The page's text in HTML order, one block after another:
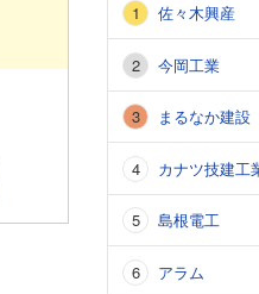
佐々木興産
今岡工業
まるなか建設
カナツ技建工
島根電工
アラム